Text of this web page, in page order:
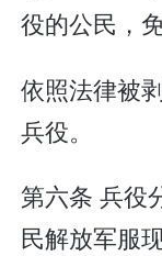
役的公民，
依照法律被
兵役。
第六条 兵役
民解放军服